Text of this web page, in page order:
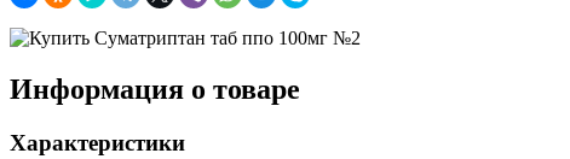
Информация о товаре
Характеристики